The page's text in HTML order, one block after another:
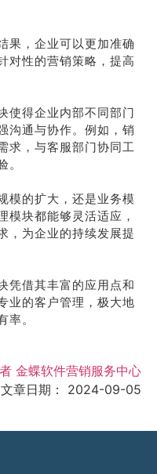
果，企业可以更加准确
对性的营销策略，提高
使得企业内部不同部门
沟通与协作。例如，销
求，与客服部门协同工
模的扩大，还是业务模
模块都能够灵活适应，
，为企业的持续发展提
凭借其丰富的应用点和
业的客户管理，极大地
率。
金蝶软件营销服务中心
文章日期：
2024-09-05